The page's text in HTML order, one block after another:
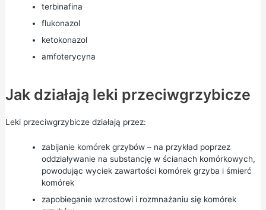
terbinafina
flukonazol
ketokonazol
amfoterycyna
Jak działają leki przeciwgrzybicze
Leki przeciwgrzybicze działają przez:
zabijanie komórek grzybów – na przykład poprzez
oddziaływanie na substancję w ścianach komórkowych,
powodując wyciek zawartości komórek grzyba i śmierć
komórek
zapobieganie wzrostowi i rozmnażaniu się komórek